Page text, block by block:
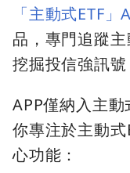
「主動式ETF」
品，專門追蹤
挖掘投信強訊號
APP僅納入主
你專注於主動
心功能：